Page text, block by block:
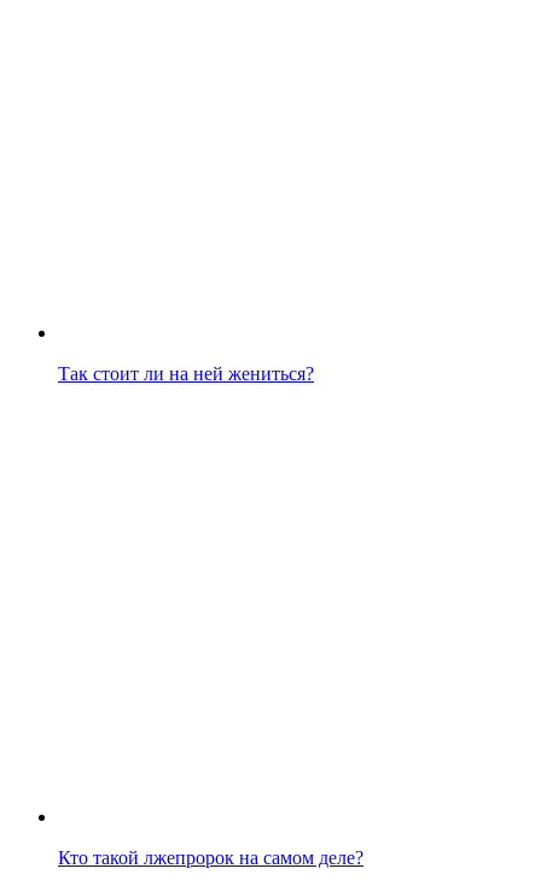
Так стоит ли на ней жениться?
Кто такой лжепророк на самом деле?